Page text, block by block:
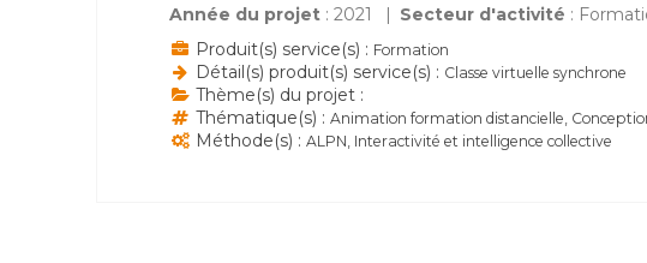
Année du projet : 2021 Secteur d'activité :
Produit(s) service(s) : Formation
Détail(s) produit(s) service(s) : Classe virtuelle synchrone
Thème(s) du projet :
Thématique(s) : Animation formation distancielle,
Méthode(s) : ALPN, Interactivité et intelligence collective